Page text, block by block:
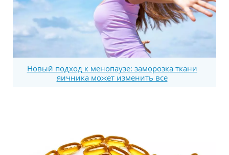
Новый подход к менопаузе: заморозка ткани
яичника может изменить все